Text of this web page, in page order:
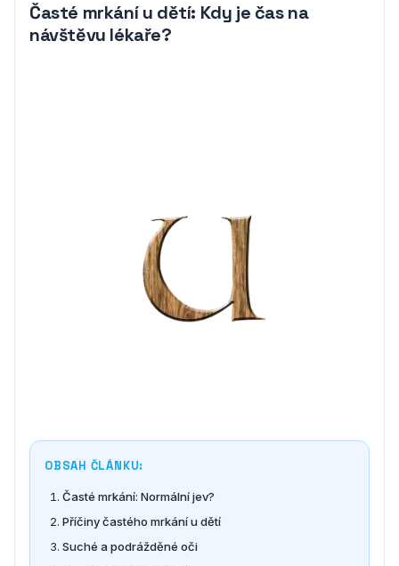
Časté mrkání u dětí: Kdy je čas na
návštěvu lékaře?
OBSAH ČLÁNKU:
Časté mrkání: Normální jev?
Příčiny častého mrkání u dětí
Suché a podrážděné oči